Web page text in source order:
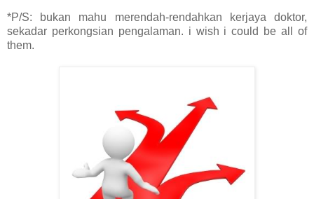
*P/S: bukan mahu merendah-rendahkan kerjaya doktor,
sekadar perkongsian pengalaman. i wish i could be all of
them.